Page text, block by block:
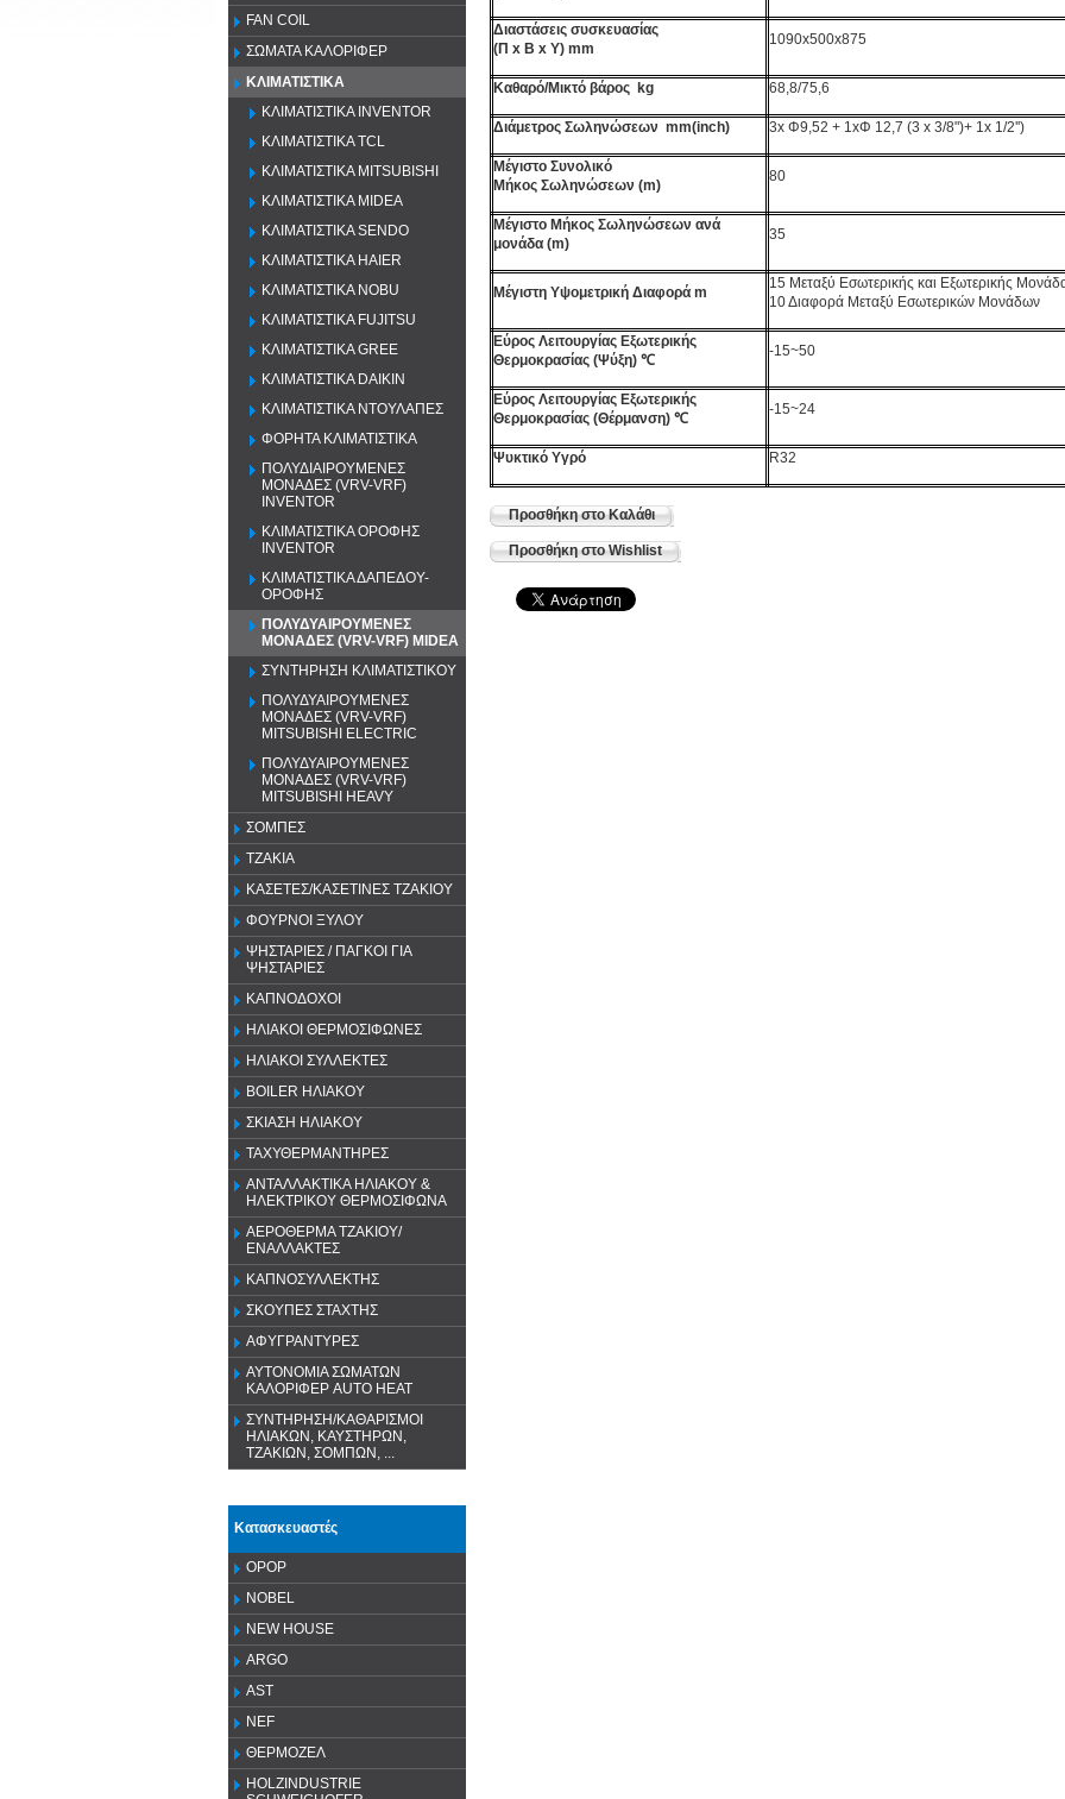
FAN COIL
ΣΩΜΑΤΑ ΚΑΛΟΡΙΦΕΡ
ΚΛΙΜΑΤΙΣΤΙΚΑ
ΚΛΙΜΑΤΙΣΤΙΚΑ INVENTOR
ΚΛΙΜΑΤΙΣΤΙΚΑ TCL
ΚΛΙΜΑΤΙΣΤΙΚΑ MITSUBISHI
ΚΛΙΜΑΤΙΣΤΙΚΑ MIDEA
ΚΛΙΜΑΤΙΣΤΙΚΑ SENDO
ΚΛΙΜΑΤΙΣΤΙΚΑ HAIER
ΚΛΙΜΑΤΙΣΤΙΚΑ NOBU
ΚΛΙΜΑΤΙΣΤΙΚΑ FUJITSU
ΚΛΙΜΑΤΙΣΤΙΚΑ GREE
ΚΛΙΜΑΤΙΣΤΙΚΑ DAIKIN
ΚΛΙΜΑΤΙΣΤΙΚΑ ΝΤΟΥΛΑΠΕΣ
ΦΟΡΗΤΑ ΚΛΙΜΑΤΙΣΤΙΚΑ
ΠΟΛΥΔΙΑΙΡΟΥΜΕΝΕΣ
ΜΟΝΑΔΕΣ (VRV-VRF)
INVENTOR
ΚΛΙΜΑΤΙΣΤΙΚΑ ΟΡΟΦΗΣ
INVENTOR
ΚΛΙΜΑΤΙΣΤΙΚΑ ΔΑΠΕΔΟΥ-
ΟΡΟΦΗΣ
ΠΟΛΥΔΥΑΙΡΟΥΜΕΝΕΣ
ΜΟΝΑΔΕΣ (VRV-VRF) MIDEA
ΣΥΝΤΗΡΗΣΗ ΚΛΙΜΑΤΙΣΤΙΚΟΥ
ΠΟΛΥΔΥΑΙΡΟΥΜΕΝΕΣ
ΜΟΝΑΔΕΣ (VRV-VRF)
MITSUBISHI ELECTRIC
ΠΟΛΥΔΥΑΙΡΟΥΜΕΝΕΣ
ΜΟΝΑΔΕΣ (VRV-VRF)
MITSUBISHI HEAVY
ΣΟΜΠΕΣ
ΤΖΑΚΙΑ
ΚΑΣΕΤΕΣ/ΚΑΣΕΤΙΝΕΣ ΤΖΑΚΙΟΥ
ΦΟΥΡΝΟΙ ΞΥΛΟΥ
ΨΗΣΤΑΡΙΕΣ / ΠΑΓΚΟΙ ΓΙΑ
ΨΗΣΤΑΡΙΕΣ
ΚΑΠΝΟΔΟΧΟΙ
ΗΛΙΑΚΟΙ ΘΕΡΜΟΣΙΦΩΝΕΣ
ΗΛΙΑΚΟΙ ΣΥΛΛΕΚΤΕΣ
BOILER ΗΛΙΑΚΟΥ
ΣΚΙΑΣΗ ΗΛΙΑΚΟΥ
ΤΑΧΥΘΕΡΜΑΝΤΗΡΕΣ
ΑΝΤΑΛΛΑΚΤΙΚΑ ΗΛΙΑΚΟΥ &
ΗΛΕΚΤΡΙΚΟΥ ΘΕΡΜΟΣΙΦΩΝΑ
ΑΕΡΟΘΕΡΜΑ ΤΖΑΚΙΟΥ/
ΕΝΑΛΛΑΚΤΕΣ
ΚΑΠΝΟΣΥΛΛΕΚΤΗΣ
ΣΚΟΥΠΕΣ ΣΤΑΧΤΗΣ
ΑΦΥΓΡΑΝΤΥΡΕΣ
ΑΥΤΟΝΟΜΙΑ ΣΩΜΑΤΩΝ
ΚΑΛΟΡΙΦΕΡ AUTO HEAT
ΣΥΝΤΗΡΗΣΗ/ΚΑΘΑΡΙΣΜΟΙ
ΗΛΙΑΚΩΝ, ΚΑΥΣΤΗΡΩΝ,
ΤΖΑΚΙΩΝ, ΣΟΜΠΩΝ, ...
Κατασκευαστές
OPOP
NOBEL
NEW HOUSE
ARGO
AST
NEF
ΘΕΡΜΟΖΕΛ
HOLZINDUSTRIE
Διαστάσεις συσκευασίας
(Π x Β x Y) mm
1090x500x875
Καθαρό/Μικτό βάρος kg 68,8/75,6
Διάμετρος Σωληνώσεων mm(inch) 3x Φ9,52 + 1xΦ 12,7 (3 x 3/8")+ 1x 1/2'')
Μέγιστο Συνολικό
Μήκος Σωληνώσεων (m)
80
Μέγιστο Μήκος Σωληνώσεων ανά
μονάδα (m)
35
Μέγιστη Υψομετρική Διαφορά m
15 Μεταξύ Εσωτερικής και Εξωτερικής
10 Διαφορά Μεταξύ Εσωτερικών Μονάδων
Εύρος Λειτουργίας Εξωτερικής
Θερμοκρασίας (Ψύξη) ℃
-15~50
Εύρος Λειτουργίας Εξωτερικής
Θερμοκρασίας (Θέρμανση) ℃
-15~24
Ψυκτικό Υγρό R32
Προσθήκη στο Καλάθι
Προσθήκη στο Wishlist